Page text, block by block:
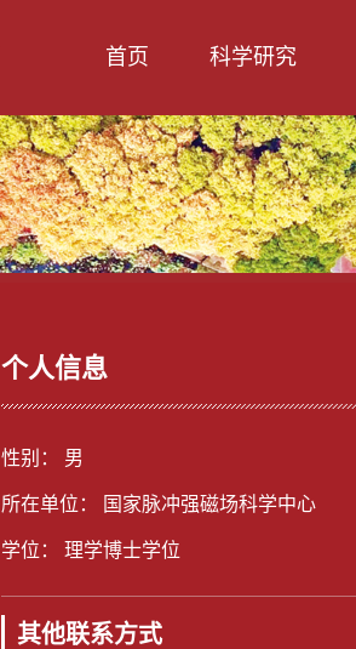
首页 科学研究
个人信息
性别： 男
所在单位： 国家脉冲强磁场科学中心
学位： 理学博士学位
其他联系方式